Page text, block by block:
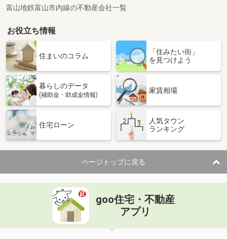
富山地鉄富山市内線の不動産会社一覧
お役立ち情報
住まいのコラム
「住みたい街」
を見つけよう
暮らしのデータ
(補助金・助成金情報)
家賃相場
住宅ローン
人気タウン
ランキング
ページトップに戻る
goo住宅・不動産
アプリ